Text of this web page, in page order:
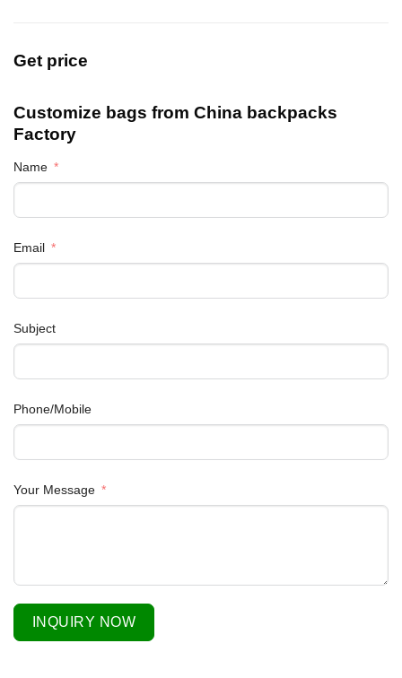
Get price
Customize bags from China backpacks
Factory
Name
Email
Subject
Phone/Mobile
Your Message
INQUIRY NOW